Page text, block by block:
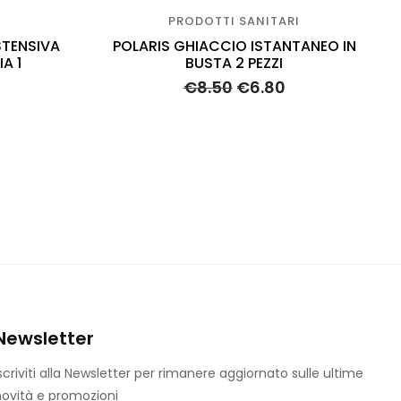
1
PRODOTTI SANITARI
POLARIS GHIACCIO ISTANTANEO IN
BUSTA 2 PEZZI
€8.50 €6.80
alla Newsletter per rimanere aggiornato sulle ultime
e promozioni